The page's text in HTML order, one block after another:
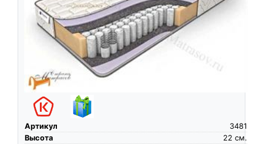
Артикул
3481
Высота
см.
22